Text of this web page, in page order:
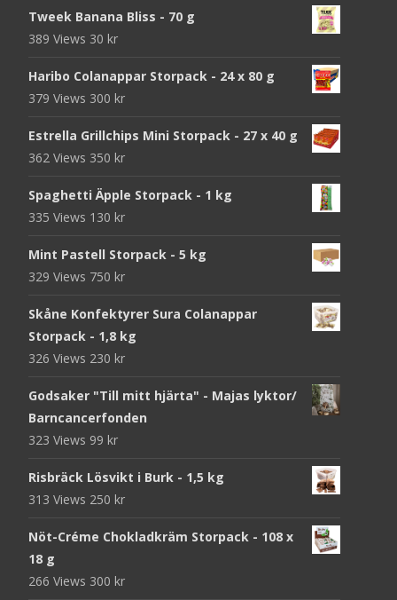
Tweek Banana Bliss - 70 g
389 Views 30 kr
Haribo Colanappar Storpack - 24 x 80 g
379 Views 300 kr
Estrella Grillchips Mini Storpack - 27 x 40 g
362 Views 350 kr
Spaghetti Äpple Storpack - 1 kg
335 Views 130 kr
Mint Pastell Storpack - 5 kg
329 Views 750 kr
Skåne Konfektyrer Sura Colanappar
Storpack - 1,8 kg
326 Views 230 kr
Godsaker "Till mitt hjärta" - Majas lyktor/
Barncancerfonden
323 Views 99 kr
Risbräck Lösvikt i Burk - 1,5 kg
313 Views 250 kr
Nöt-Créme Chokladkräm Storpack - 108 x
18 g
266 Views 300 kr